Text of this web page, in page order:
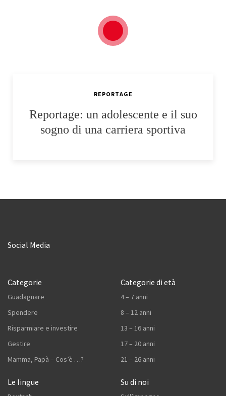
REPORTAGE
Reportage: un adolescente e il suo
sogno di una carriera sportiva
Social Media
Categorie
Guadagnare
Spendere
Risparmiare e investire
Gestire
Mamma, Papà – Cos’è …?
Le lingue
Categorie di età
4 – 7 anni
8 – 12 anni
13 – 16 anni
17 – 20 anni
21 – 26 anni
Su di noi